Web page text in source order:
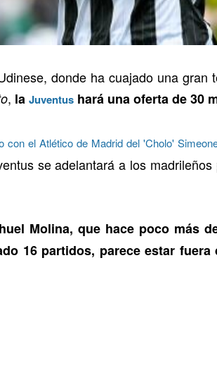
donde ha cuajado una
, la Juventus hará una oferta de 30
con el Atlético de Madrid del 'Cholo'
se adelantará a los
Molina, que hace poco más
16 partidos, parece estar fuera